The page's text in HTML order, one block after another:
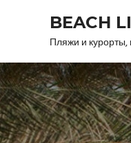
BEACH
Пляжи и курорты,